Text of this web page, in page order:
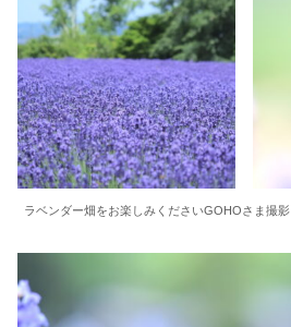
ラベンダー畑をお楽しみくださいGOHOさま撮影